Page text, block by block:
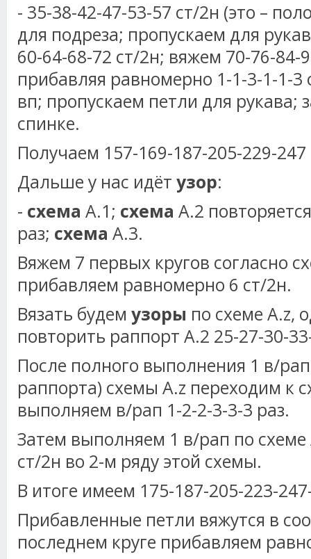
- 35-38-42-47-53-57 ст/2н (это –
для подреза; пропускаем для
60-64-68-72 ст/2н; вяжем 70-76-84-
прибавляя равномерно 1-1-3-1-1-3
вп; пропускаем петли для рукава;
спинке.
Получаем 157-169-187-205-229-247
Дальше у нас идёт узор:
- схема А.1; схема А.2
раз; схема А.3.
Вяжем 7 первых кругов согласно
прибавляем равномерно 6 ст/2н.
Вязать будем узоры по схеме A.z,
повторить раппорт А.2 25-27-30-
После полного выполнения 1 в/
раппорта) схемы A.z переходим к
выполняем в/рап 1-2-2-3-3-3 раз.
Затем выполняем 1 в/рап по
ст/2н во 2-м ряду этой схемы.
В итоге имеем 175-187-205-223-
Прибавленные петли вяжутся в
последнем круге прибавляем